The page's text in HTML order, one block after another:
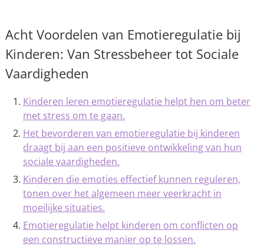
Acht Voordelen van Emotieregulatie bij
Kinderen: Van Stressbeheer tot Sociale
Vaardigheden
Kinderen leren emotieregulatie helpt hen om beter
met stress om te gaan.
Het bevorderen van emotieregulatie bij kinderen
draagt bij aan een positieve ontwikkeling van hun
sociale vaardigheden.
Kinderen die emoties effectief kunnen reguleren,
tonen over het algemeen meer veerkracht in
moeilijke situaties.
Emotieregulatie helpt kinderen om conflicten op
een constructieve manier op te lossen.